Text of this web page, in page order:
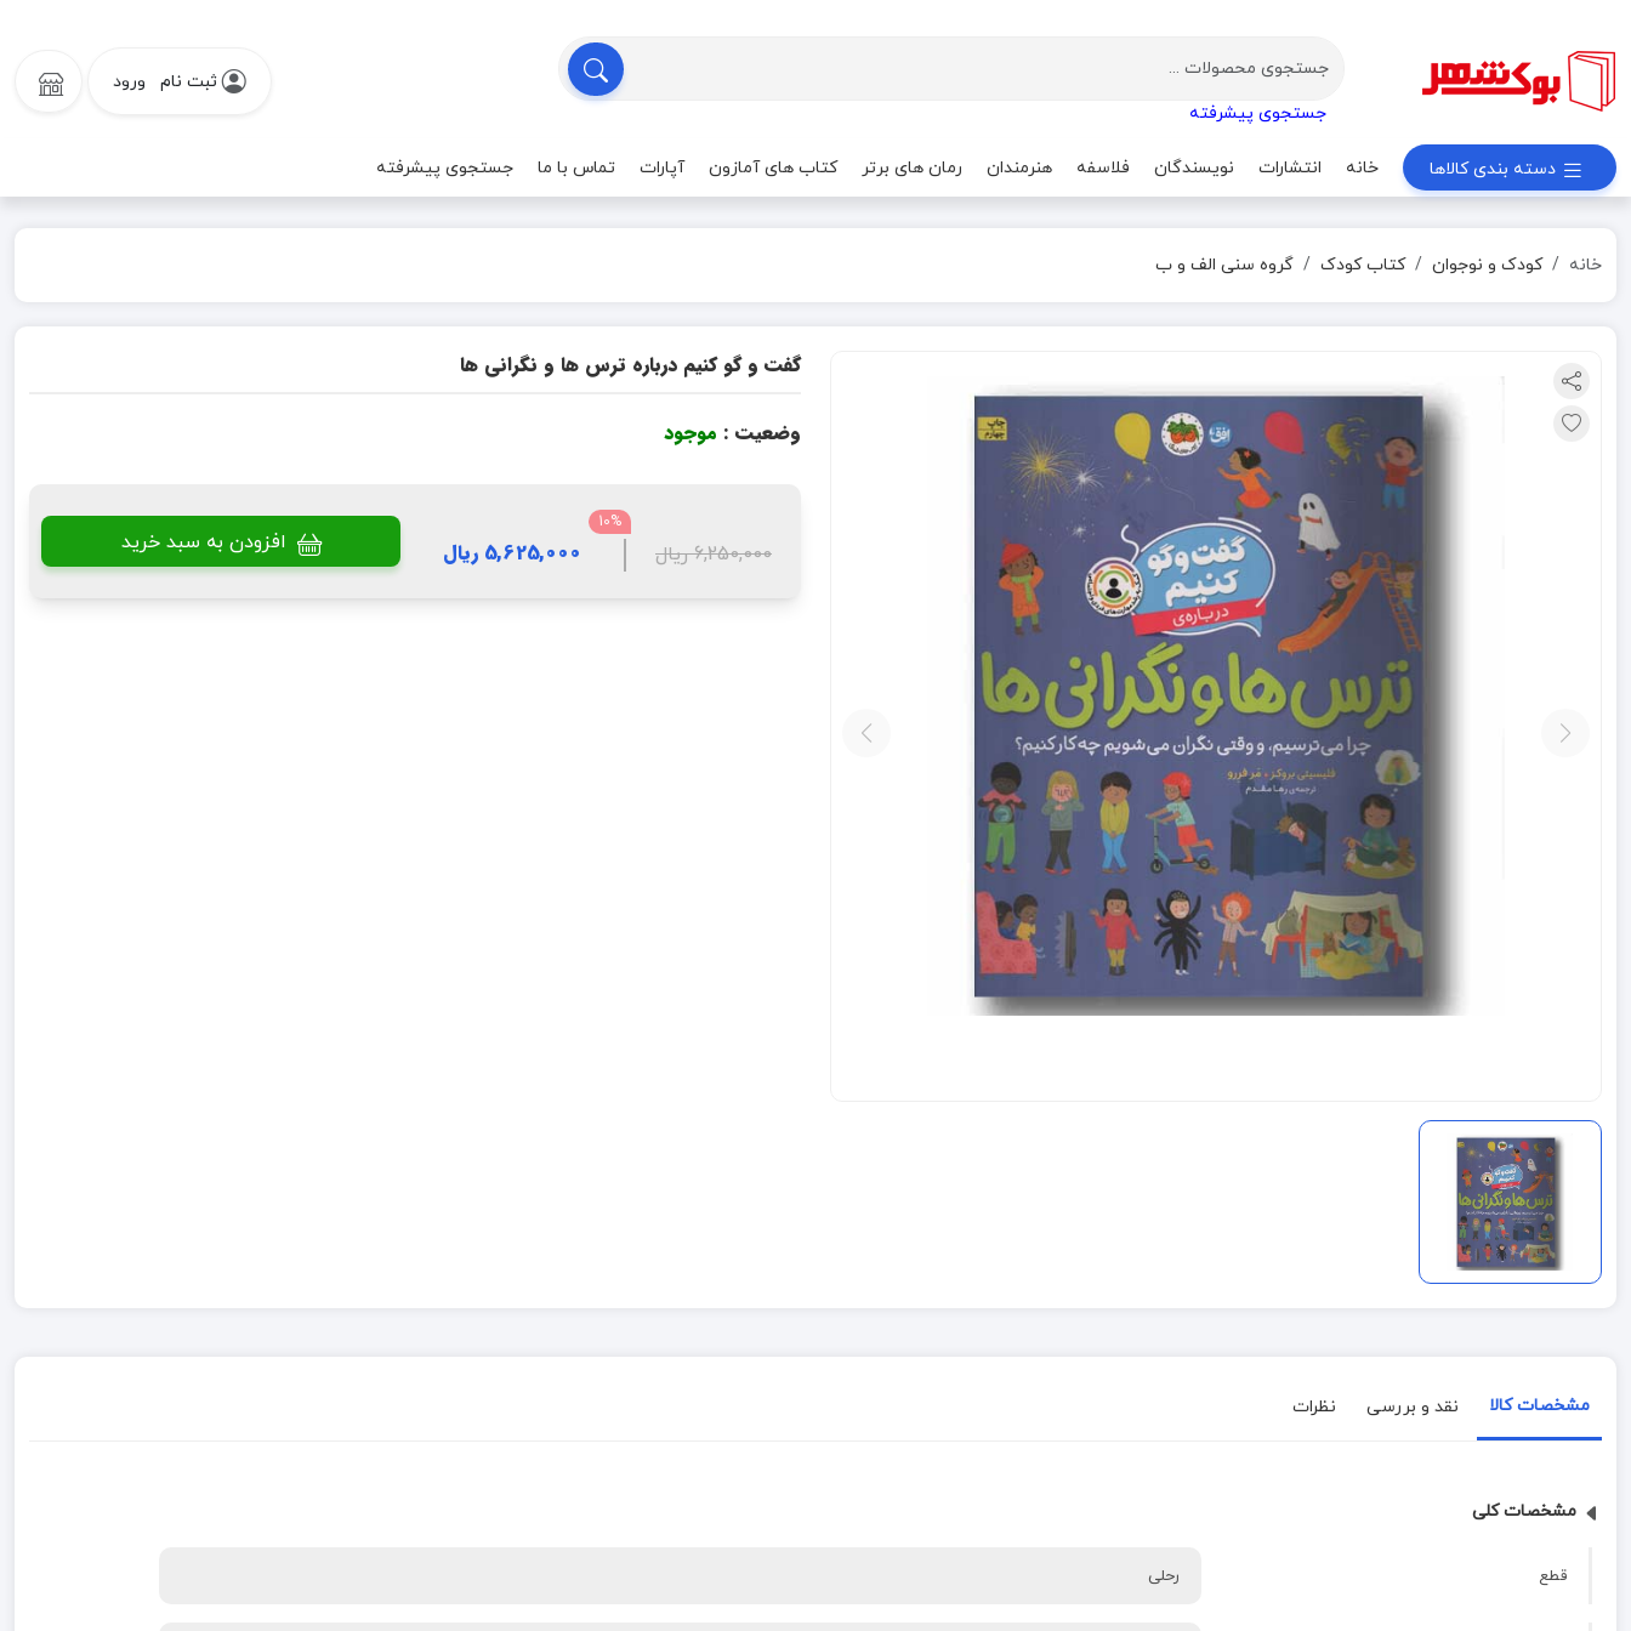
جستجوی پیشرفته
ثبت نام ورود
دسته بندی کالاها خانه انتشارات نویسندگان فلاسفه هنرمندان رمان های برتر کتاب های آمازون آپارات تماس با ما جستجوی پیشرفته
خانه کودک و نوجوان کتاب کودک گروه سنی الف و ب
گفت و گو کنیم درباره ترس ها و نگرانی ها
وضعیت : موجود
10%
6,250,000 ریال 5,625,000 ریال افزودن به سبد خرید
مشخصات کالا نقد و بررسی نظرات
مشخصات کلی
قطع رحلی